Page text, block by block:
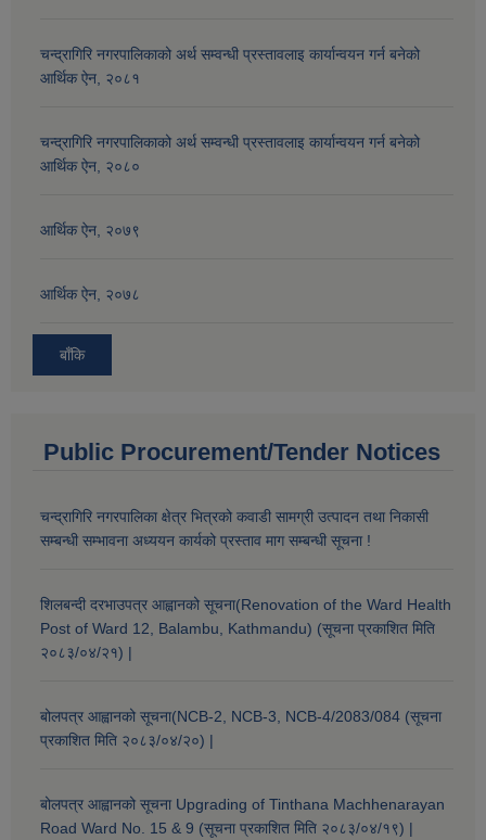
चन्द्रागिरि नगरपालिकाको अर्थ सम्वन्धी प्रस्तावलाइ कार्यान्वयन गर्न बनेको
आर्थिक ऐन, २०८१
चन्द्रागिरि नगरपालिकाको अर्थ सम्वन्धी प्रस्तावलाइ कार्यान्वयन गर्न बनेको
आर्थिक ऐन, २०८०
आर्थिक ऐन, २०७९
आर्थिक ऐन, २०७८
बाँकि
Public Procurement/Tender Notices
चन्द्रागिरि नगरपालिका क्षेत्र भित्रको कवाडी सामग्री उत्पादन तथा निकासी
सम्बन्धी सम्भावना अध्ययन कार्यको प्रस्ताव माग सम्बन्धी सूचना !
शिलबन्दी दरभाउपत्र आह्वानको सूचना(Renovation of the Ward Health
Post of Ward 12, Balambu, Kathmandu) (सूचना प्रकाशित मिति
२०८३/०४/२१) |
बोलपत्र आह्वानको सूचना(NCB-2, NCB-3, NCB-4/2083/084 (सूचना
प्रकाशित मिति २०८३/०४/२०) |
बोलपत्र आह्वानको सूचना Upgrading of Tinthana Machhenarayan
Road Ward No. 15 & 9 (सूचना प्रकाशित मिति २०८३/०४/१९) |